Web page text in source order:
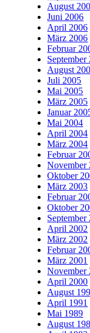
August
Juni 2006
April 2006
März 2006
Februar
September
August
Juli 2005
Mai 2005
März 2005
Januar
Mai 2004
April 2004
März 2004
Februar
November
Oktober
März 2003
Februar
Oktober
September
April 2002
März 2002
Februar
März 2001
November
April 2000
August
April 1991
Mai 1989
August